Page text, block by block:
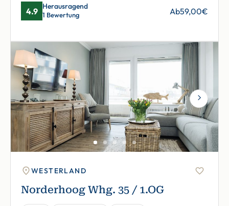
4.9 Herausragend
1 Bewertung Ab59,00€
Next
WESTERLAND
Norderhoog Whg. 35 / 1.OG